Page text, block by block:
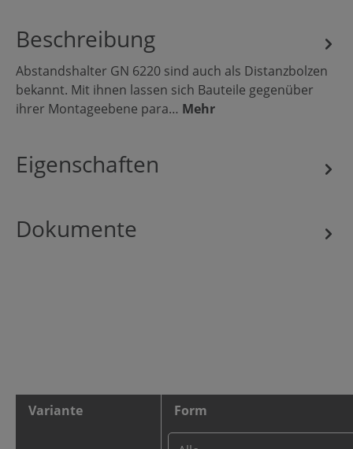
Beschreibung
Abstandshalter GN 6220 sind auch als Distanzbolzen
bekannt. Mit ihnen lassen sich Bauteile gegenüber
ihrer Montageebene para… Mehr
Eigenschaften
Dokumente
Variante Form